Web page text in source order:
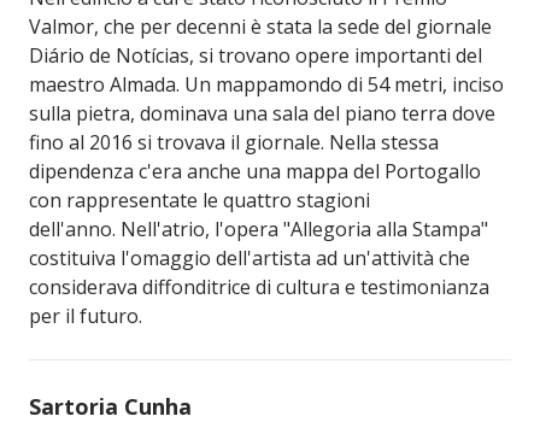
Valmor, che per decenni è stata la sede del giornale
Diário de Notícias, si trovano opere importanti del
maestro Almada. Un mappamondo di 54 metri, inciso
sulla pietra, dominava una sala del piano terra dove
fino al 2016 si trovava il giornale. Nella stessa
dipendenza c'era anche una mappa del Portogallo
con rappresentate le quattro stagioni
dell'anno. Nell'atrio, l'opera "Allegoria alla Stampa"
costituiva l'omaggio dell'artista ad un'attività che
considerava diffonditrice di cultura e testimonianza
per il futuro.
Sartoria Cunha